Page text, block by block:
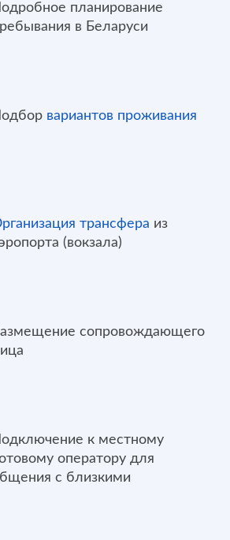
планирование
в Беларуси
вариантов проживания
трансфера из
(вокзала)
сопровождающего
к местному
оператору для
с близкими